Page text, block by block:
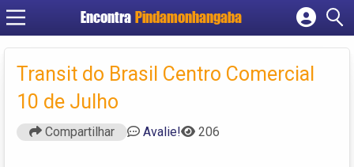
Encontra Pindamonhangaba
Cadastrar empresa
Criar conta
Transit do Brasil Centro Comercial
10 de Julho
Compartilhar Avalie! 206